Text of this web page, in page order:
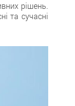
рішень.
та сучасні